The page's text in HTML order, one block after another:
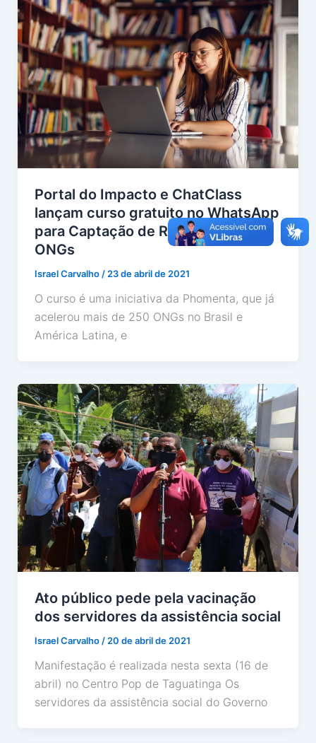
Portal do Impacto e ChatClass
lançam curso gratuito no WhatsApp
para Captação de Recursos para
ONGs
Israel Carvalho / 23 de abril de 2021
O curso é uma iniciativa da Phomenta, que já
acelerou mais de 250 ONGs no Brasil e
América Latina, e
Ato público pede pela vacinação
dos servidores da assistência social
Israel Carvalho / 20 de abril de 2021
Manifestação é realizada nesta sexta (16 de
abril) no Centro Pop de Taguatinga Os
servidores da assistência social do Governo